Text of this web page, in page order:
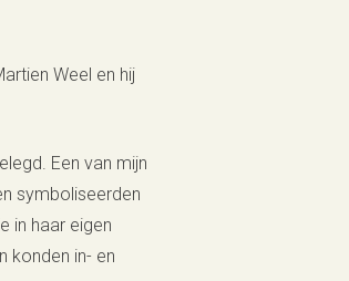
Weel en hij
Een van mijn
symboliseerden
in haar eigen
konden in- en